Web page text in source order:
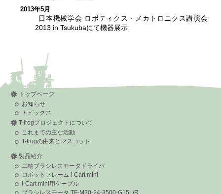
2013年5月
日本機械学会 ロボティクス・メカトロニクス講演会
2013 in Tsukubaにて機器展示
トップページ
お知らせ
トピックス
T-frogプロジェクトについて
これまでの主な活動
T-frogの由来とマスコット
製品紹介
二軸ブラシレスモータドライバ
ロボットフレーム i-Cart mini
i-Cart mini用ケーブル
ブラシレスモータ TF-M30-24-3500-G15L/R